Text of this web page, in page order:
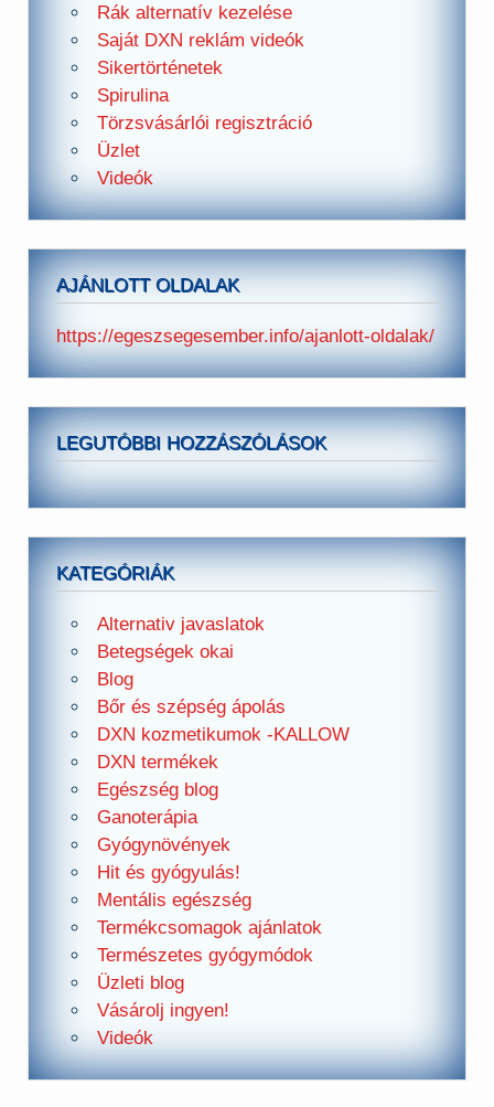
Rák alternatív kezelése
Saját DXN reklám videók
Sikertörténetek
Spirulina
Törzsvásárlói regisztráció
Üzlet
Videók
AJÁNLOTT OLDALAK
https://egeszsegesember.info/ajanlott-oldalak/
LEGUTÓBBI HOZZÁSZÓLÁSOK
KATEGÓRIÁK
Alternativ javaslatok
Betegségek okai
Blog
Bőr és szépség ápolás
DXN kozmetikumok -KALLOW
DXN termékek
Egészség blog
Ganoterápia
Gyógynövények
Hit és gyógyulás!
Mentális egészség
Termékcsomagok ajánlatok
Természetes gyógymódok
Üzleti blog
Vásárolj ingyen!
Videók